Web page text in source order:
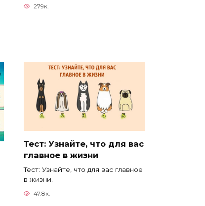
279к.
Тест: Узнайте, что для вас
главное в жизни
Тест: Узнайте, что для вас главное
в жизни.
47.8к.